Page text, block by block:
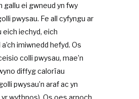
gallu ei gwneud yn fwy
pwysau. Fe all cyfyngu ar
eich iechyd, eich
imiwnedd hefyd. Os
colli pwysau, mae’n
diffyg calorïau
pwysau’n araf ac yn
yr wythnos). Os oes arnoch